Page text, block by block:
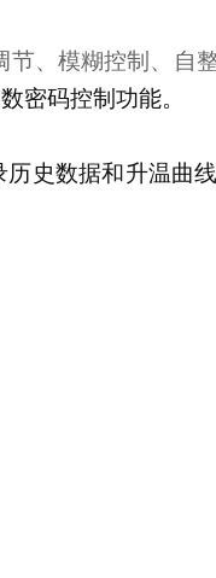
节、模糊控制、自
密码控制功能。
史数据和升温曲